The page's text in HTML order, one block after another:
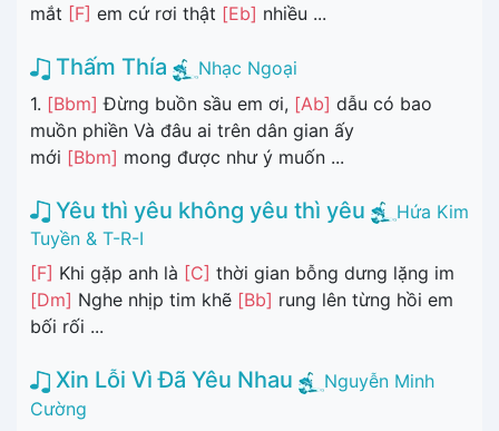
mắt [F] em cứ rơi thật [Eb] nhiều ...
Thấm Thía
Nhạc Ngoại
1. [Bbm] Đừng buồn sầu em ơi, [Ab] dẫu có bao
muồn phiền Và đâu ai trên dân gian ấy
mới [Bbm] mong được như ý muốn ...
Yêu thì yêu không yêu thì yêu
Hứa Kim
Tuyền & T-R-I
[F] Khi gặp anh là [C] thời gian bỗng dưng lặng im
[Dm] Nghe nhịp tim khẽ [Bb] rung lên từng hồi em
bối rối ...
Xin Lỗi Vì Đã Yêu Nhau
Nguyễn Minh
Cường